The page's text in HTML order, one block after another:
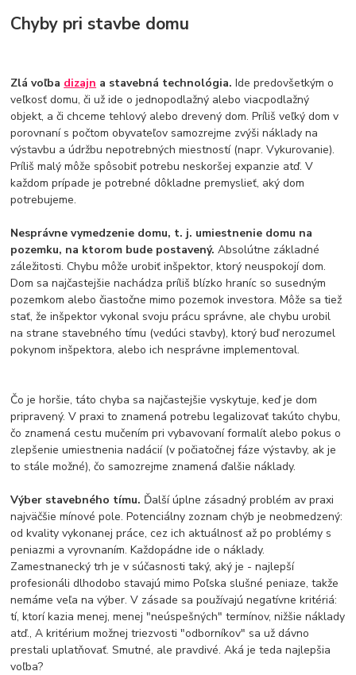
Chyby pri stavbe domu
Zlá voľba dizajn a stavebná technológia.Ide predovšetkým o
veľkosť domu, či už ide o jednopodlažný alebo viacpodlažný
objekt, a či chceme tehlový alebo drevený dom. Príliš veľký dom v
porovnaní s počtom obyvateľov samozrejme zvýši náklady na
výstavbu a údržbu nepotrebných miestností (napr. Vykurovanie).
Príliš malý môže spôsobiť potrebu neskoršej expanzie atď. V
každom prípade je potrebné dôkladne premyslieť, aký dom
potrebujeme.
Nesprávne vymedzenie domu, t. j. umiestnenie domu na
pozemku, na ktorom bude postavený.Absolútne základné
záležitosti. Chybu môže urobiť inšpektor, ktorý neuspokojí dom.
Dom sa najčastejšie nachádza príliš blízko hraníc so susedným
pozemkom alebo čiastočne mimo pozemok investora. Môže sa tiež
stať, že inšpektor vykonal svoju prácu správne, ale chybu urobil
na strane stavebného tímu (vedúci stavby), ktorý buď nerozumel
pokynom inšpektora, alebo ich nesprávne implementoval.
Čo je horšie, táto chyba sa najčastejšie vyskytuje, keď je dom
pripravený. V praxi to znamená potrebu legalizovať takúto chybu,
čo znamená cestu mučením pri vybavovaní formalít alebo pokus o
zlepšenie umiestnenia nadácií (v počiatočnej fáze výstavby, ak je
to stále možné), čo samozrejme znamená ďalšie náklady.
Výber stavebného tímu. Ďalší úplne zásadný problém av praxi
najväčšie mínové pole. Potenciálny zoznam chýb je neobmedzený:
od kvality vykonanej práce, cez ich aktuálnosť až po problémy s
peniazmi a vyrovnaním. Každopádne ide o náklady.
Zamestnanecký trh je v súčasnosti taký, aký je - najlepší
profesionáli dlhodobo stavajú mimo Poľska slušné peniaze, takže
nemáme veľa na výber. V zásade sa používajú negatívne kritériá:
tí, ktorí kazia menej, menej "neúspešných" termínov, nižšie náklady
atď., A kritérium možnej triezvosti "odborníkov" sa už dávno
prestali uplatňovať. Smutné, ale pravdivé. Aká je teda najlepšia
voľba?